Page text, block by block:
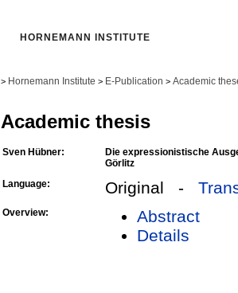
HORNEMANN INSTITUTE
> Hornemann Institute > E-Publication > Academic
Academic thesis
Sven Hübner:
Die expressionistische
Görlitz
Language:
Original -
Overview:
Abstract
Details